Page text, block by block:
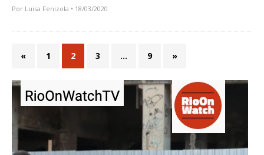
Por Luisa Fenizola • 18/03/2020
« 1 2 3 … 9 »